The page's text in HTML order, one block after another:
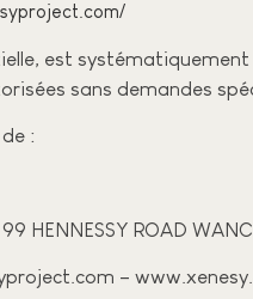
est
sans demandes
:
HENNESSY ROAD
–